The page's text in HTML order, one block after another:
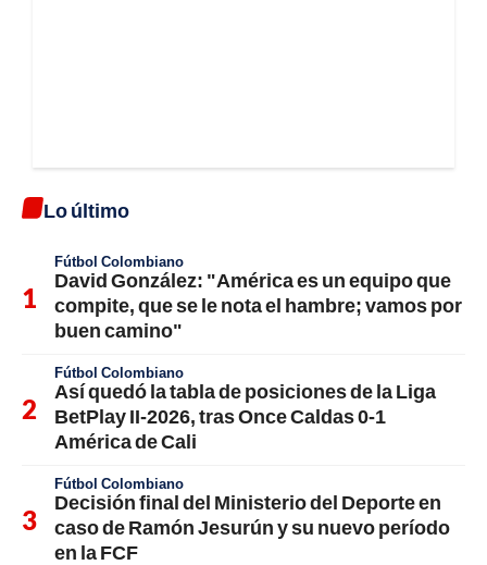
Lo último
Fútbol Colombiano
David González: "América es un equipo que
compite, que se le nota el hambre; vamos por
buen camino"
Fútbol Colombiano
Así quedó la tabla de posiciones de la Liga
BetPlay II-2026, tras Once Caldas 0-1
América de Cali
Fútbol Colombiano
Decisión final del Ministerio del Deporte en
caso de Ramón Jesurún y su nuevo período
en la FCF